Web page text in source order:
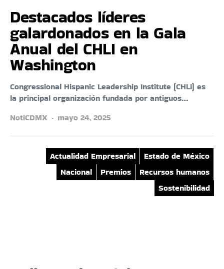
Destacados líderes
galardonados en la Gala
Anual del CHLI en
Washington
Congressional Hispanic Leadership Institute (CHLI) es
la principal organización fundada por antiguos…
NotiCDMX
mayo 24, 2025
Actualidad Empresarial
Estado de México
Nacional
Premios
Recursos humanos
Sostenibilidad